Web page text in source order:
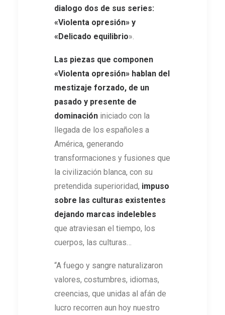
dialogo dos de sus series:
«Violenta opresión» y
«Delicado equilibrio».
Las piezas que componen
«Violenta opresión» hablan del
mestizaje forzado, de un
pasado y presente de
dominación iniciado con la
llegada de los españoles a
América, generando
transformaciones y fusiones que
la civilización blanca, con su
pretendida superioridad, impuso
sobre las culturas existentes
dejando marcas indelebles
que atraviesan el tiempo, los
cuerpos, las culturas…
“A fuego y sangre naturalizaron
valores, costumbres, idiomas,
creencias, que unidas al afán de
lucro recorren aun hoy nuestro